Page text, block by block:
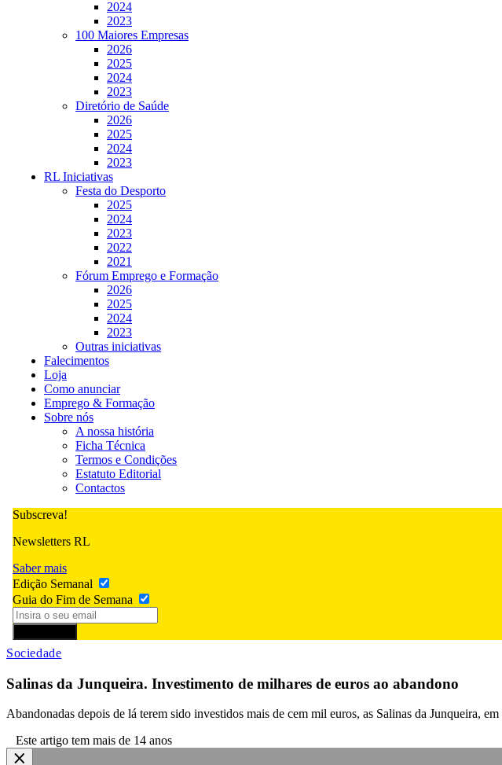
2024
2023
100 Maiores Empresas
2026
2025
2024
2023
Diretório de Saúde
2026
2025
2024
2023
RL Iniciativas
Festa do Desporto
2025
2024
2023
2022
2021
Fórum Emprego e Formação
2026
2025
2024
2023
Outras iniciativas
Falecimentos
Loja
Como anunciar
Emprego & Formação
Sobre nós
A nossa história
Ficha Técnica
Termos e Condições
Estatuto Editorial
Contactos
Subscreva!
Newsletters RL
Saber mais
Edição Semanal
Guia do Fim de Semana
Sociedade
Salinas da Junqueira. Investimento de milhares de euros ao abandono
Abandonadas depois de lá terem sido investidos mais de cem mil euros, as Salinas da Junqueira,
Este artigo tem mais de 14 anos